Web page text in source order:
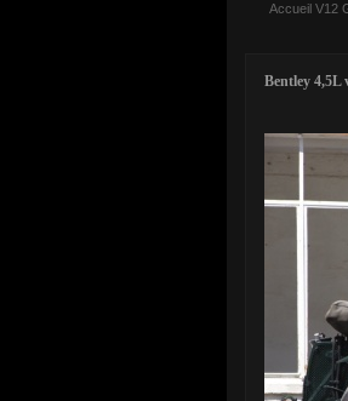
Accueil V12
Bentley 4,5L